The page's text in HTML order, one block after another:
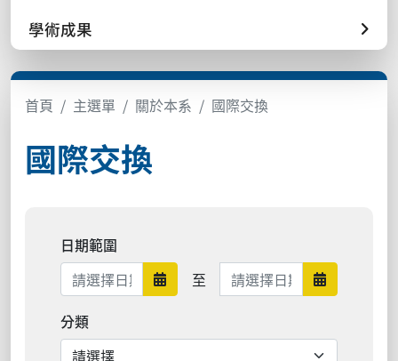
學術成果
首頁 主選單 關於本系 國際交換
國際交換
日期範圍
日期範圍開始
至 日期範圍結束 日期範圍
分類